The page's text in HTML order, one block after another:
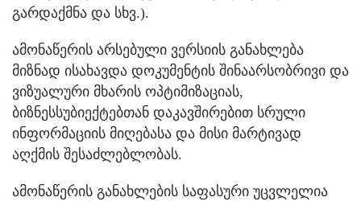
გარდაქმნა და სხვ.).
ამონაწერის არსებული ვერსიის განახლება
მიზნად ისახავდა დოკუმენტის შინაარსობრივი და
ვიზუალური მხარის ოპტიმიზაციას,
ბიზნესსუბიექტებთან დაკავშირებით სრული
ინფორმაციის მიღებასა და მისი მარტივად
აღქმის შესაძლებლობას.
ამონაწერის განახლების საფასური უცვლელია